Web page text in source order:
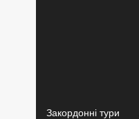
Закордонні тури